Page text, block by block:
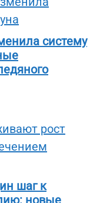
систему
шаг к
новые